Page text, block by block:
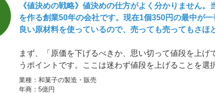
《値決めの戦略》値決めの仕方がよく分かりません
を作る創業50年の会社です。現在1個350円の最中が
良い原材料を使っているので、売っても売ってもさ
まず、「原価を下げるべきか、思い切って値段を上げ
うポイントです。ここは迷わず値段を上げることを選
品・サービスの価値に見合っていなくてはいけません。
業種： 和菓子の製造・販売
年商： 5億円